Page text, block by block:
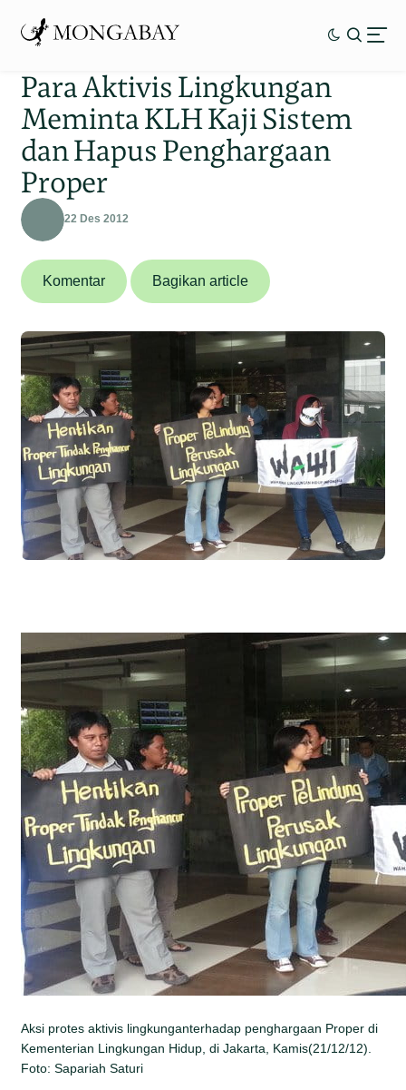
Para Aktivis Lingkungan
Meminta KLH Kaji Sistem
dan Hapus Penghargaan
Proper
22 Des 2012
Komentar Bagikan article
Aksi protes aktivis lingkunganterhadap penghargaan Proper di
Kementerian Lingkungan Hidup, di Jakarta, Kamis(21/12/12).
Foto: Sapariah Saturi